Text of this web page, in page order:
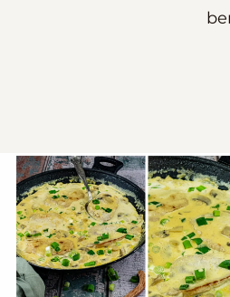
Lees
meer
over
Varkensfiletlapjes
met
champignons